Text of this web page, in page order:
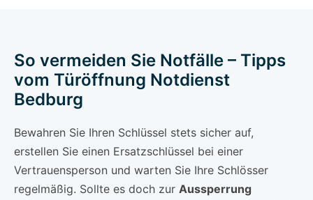
So vermeiden Sie Notfälle – Tipps
vom Türöffnung Notdienst
Bedburg
Bewahren Sie Ihren Schlüssel stets sicher auf,
erstellen Sie einen Ersatzschlüssel bei einer
Vertrauensperson und warten Sie Ihre Schlösser
regelmäßig. Sollte es doch zur Aussperrung